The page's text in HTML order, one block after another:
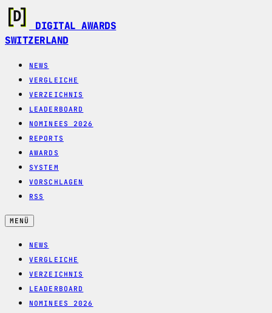
DIGITAL AWARDS
SWITZERLAND
NEWS
VERGLEICHE
VERZEICHNIS
LEADERBOARD
NOMINEES 2026
REPORTS
AWARDS
SYSTEM
VORSCHLAGEN
RSS
MENÜ
NEWS
VERGLEICHE
VERZEICHNIS
LEADERBOARD
NOMINEES 2026